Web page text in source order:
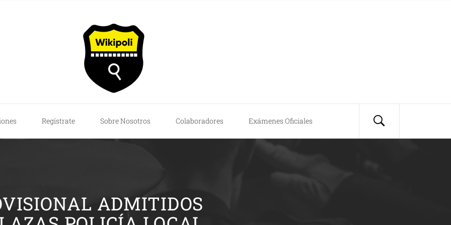
Regístrate Sobre Nosotros Colaboradores Exámenes Oficiales
ADMITIDOS